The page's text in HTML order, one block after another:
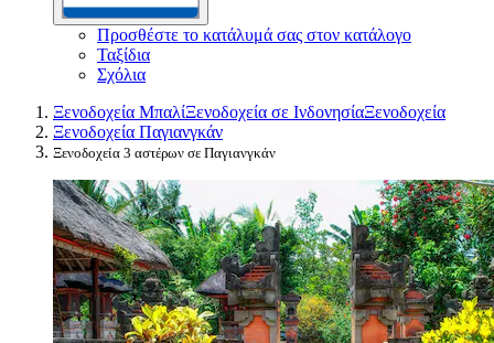
Προσθέστε το κατάλυμά σας στον κατάλογο
Ταξίδια
Σχόλια
Ξενοδοχεία ΜπαλίΞενοδοχεία σε ΙνδονησίαΞενοδοχεία
Ξενοδοχεία Παγιανγκάν
Ξενοδοχεία 3 αστέρων σε Παγιανγκάν